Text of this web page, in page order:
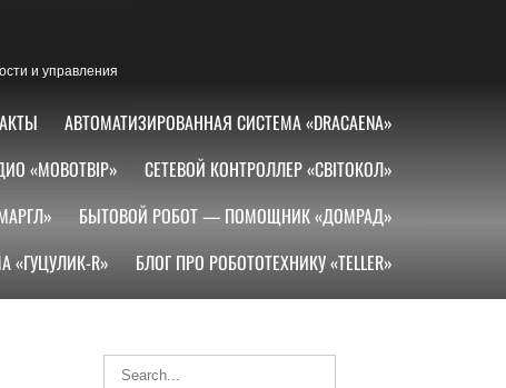
и управления
АВТОМАТИЗИРОВАННАЯ СИСТЕМА «DRACAENA»
«МОВОТВІР»
СЕТЕВОЙ КОНТРОЛЛЕР «СВІТОКОЛ»
БЫТОВОЙ РОБОТ — ПОМОЩНИК «ДОМРАД»
R» БЛОГ ПРО РОБОТОТЕХНИКУ «TELLER»